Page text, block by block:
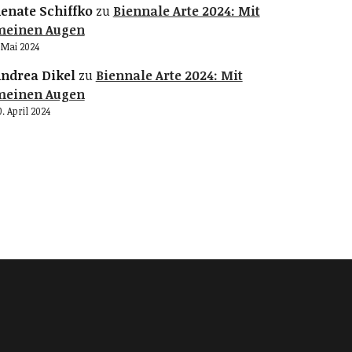
Schiffkozu Biennale Arte 2024: Mit
Augen
Mai 2024
Dikelzu Biennale Arte 2024: Mit
Augen
April 2024